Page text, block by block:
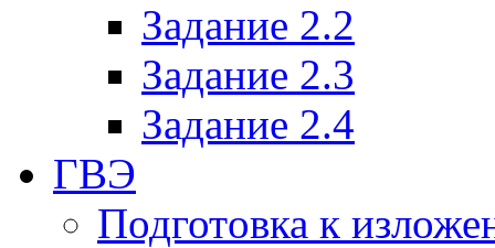
Задание 2.2
Задание 2.3
Задание 2.4
ГВЭ
Подготовка к